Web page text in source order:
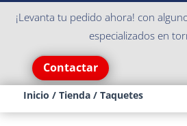
¡Levanta tu pedido ahora! con
especializados en
Contactar
Inicio / Tienda/ Taquetes